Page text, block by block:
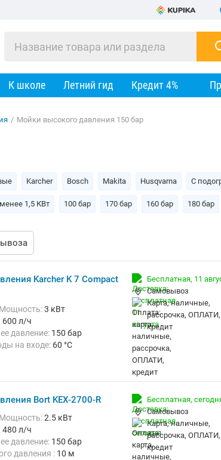
К школе Летний гид Кредит 4%
/ Мойки высокого давления 150 бар
Karcher Bosch Makita Husqvarna C
1,5 КВт 100 бар 170 бар 160 бар 180 бар
Karcher K 7 Compact
Мощность:3 кВт
600 л/ч
давление: 150 бар
на входе: 60 °C
Бесплатная, 11
Самовывоз
карта, наличные,
рассрочка, ОПЛАТИ,
кредит
Bort KEX-2700-R
Мощность:2.5 кВт
480 л/ч
давление: 150 бар
давления : 10 м
Бесплатная,
Самовывоз
карта, наличные,
рассрочка, ОПЛАТИ,
кредит